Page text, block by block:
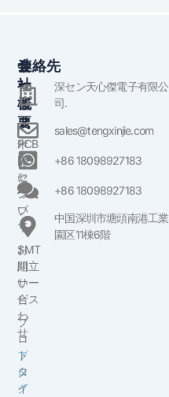
会
社
概
要
米
国
に
つ
い
て
お
問
い
合
わ
せ
ブ
ロ
グ
サ
ー
ビ
ス
PCB
ア
セ
ン
ブ
リ
SMT
組立
サー
ビス
プ
ロ
ト
タ
イ
連絡先
深セン天心傑電子有限公
司.
sales@tengxinjie.com
+86 18098927183
+86 18098927183
中国深圳市塘頭南港工業
園区11棟6階